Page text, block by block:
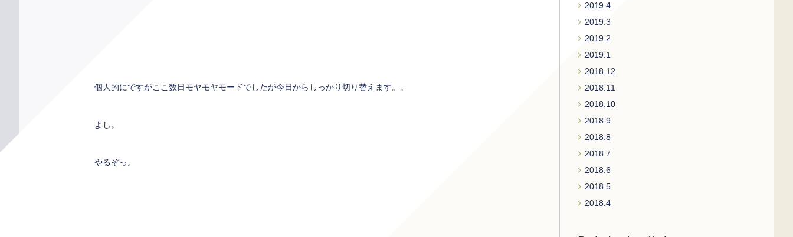
個人的にですがここ数日モヤモヤモードでしたが今日からしっかり切り替えます。。
よし。
やるぞっ。
2019.4
2019.3
2019.2
2019.1
2018.12
2018.11
2018.10
2018.9
2018.8
2018.7
2018.6
2018.5
2018.4